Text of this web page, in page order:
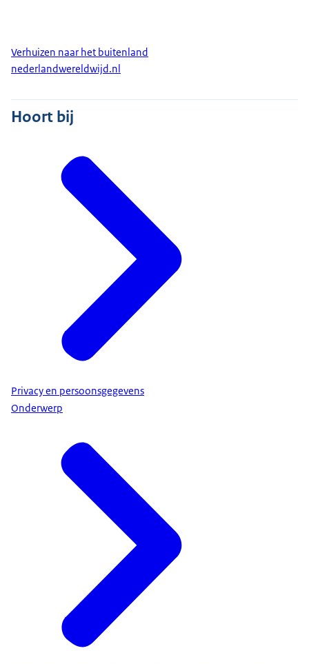
Verhuizen naar het buitenland
nederlandwereldwijd.nl
Hoort bij
Privacy en persoonsgegevens
Onderwerp